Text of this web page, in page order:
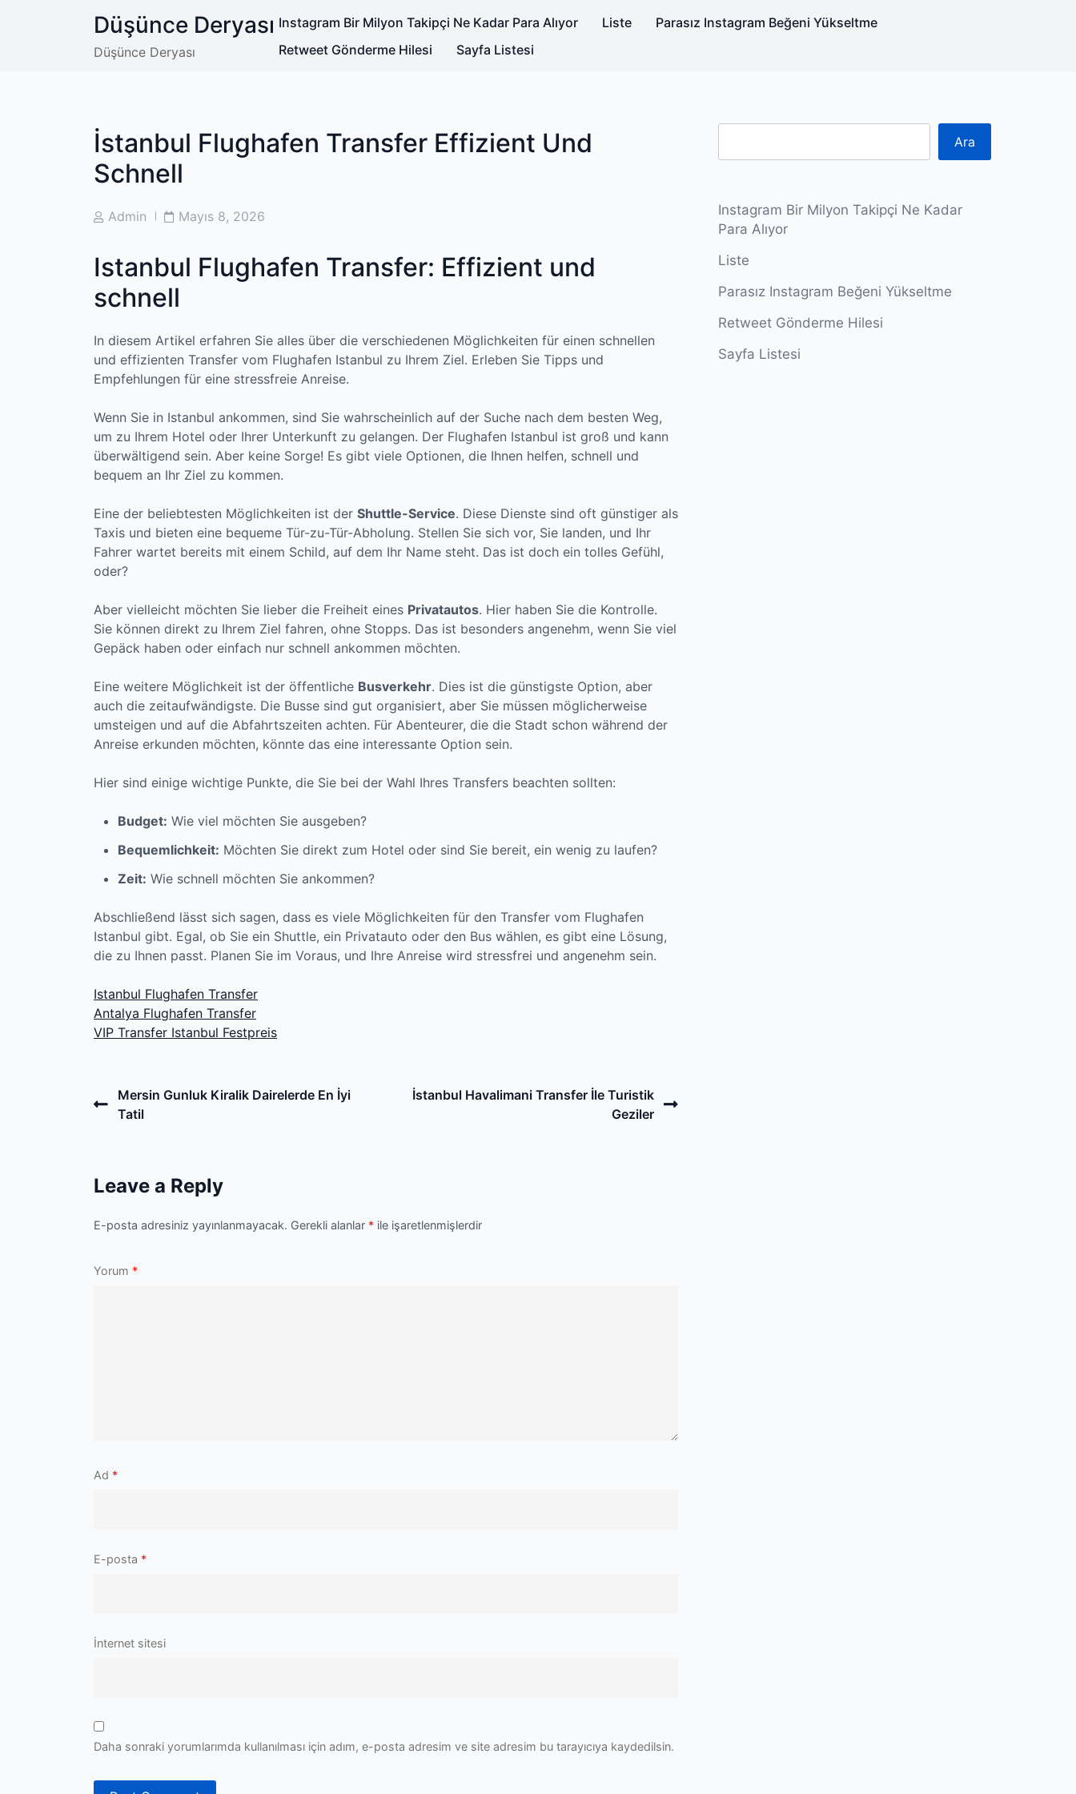
Düşünce Deryası
Düşünce Deryası
Instagram Bir Milyon Takipçi Ne Kadar Para Alıyor Liste
Parasız Instagram Beğeni Yükseltme
Retweet Gönderme Hilesi
Sayfa Listesi
İstanbul Flughafen Transfer Effizient Und
Schnell
PostAdmin
PostMayıs 8, 2026
Istanbul Flughafen Transfer: Effizient und
schnell
In diesem Artikel erfahren Sie alles über die verschiedenen Möglichkeiten für einen schnellen
und effizienten Transfer vom Flughafen Istanbul zu Ihrem Ziel. Erleben Sie Tipps und
Empfehlungen für eine stressfreie Anreise.
Wenn Sie in Istanbul ankommen, sind Sie wahrscheinlich auf der Suche nach dem besten Weg,
um zu Ihrem Hotel oder Ihrer Unterkunft zu gelangen. Der Flughafen Istanbul ist groß und kann
überwältigend sein. Aber keine Sorge! Es gibt viele Optionen, die Ihnen helfen, schnell und
bequem an Ihr Ziel zu kommen.
Eine der beliebtesten Möglichkeiten ist der Shuttle-Service. Diese Dienste sind oft günstiger als
Taxis und bieten eine bequeme Tür-zu-Tür-Abholung. Stellen Sie sich vor, Sie landen, und Ihr
Fahrer wartet bereits mit einem Schild, auf dem Ihr Name steht. Das ist doch ein tolles Gefühl,
oder?
Aber vielleicht möchten Sie lieber die Freiheit eines Privatautos. Hier haben Sie die Kontrolle.
Sie können direkt zu Ihrem Ziel fahren, ohne Stopps. Das ist besonders angenehm, wenn Sie viel
Gepäck haben oder einfach nur schnell ankommen möchten.
Eine weitere Möglichkeit ist der öffentliche Busverkehr. Dies ist die günstigste Option, aber
auch die zeitaufwändigste. Die Busse sind gut organisiert, aber Sie müssen möglicherweise
umsteigen und auf die Abfahrtszeiten achten. Für Abenteurer, die die Stadt schon während der
Anreise erkunden möchten, könnte das eine interessante Option sein.
Hier sind einige wichtige Punkte, die Sie bei der Wahl Ihres Transfers beachten sollten:
Budget: Wie viel möchten Sie ausgeben?
Bequemlichkeit: Möchten Sie direkt zum Hotel oder sind Sie bereit, ein wenig zu laufen?
Zeit: Wie schnell möchten Sie ankommen?
Abschließend lässt sich sagen, dass es viele Möglichkeiten für den Transfer vom Flughafen
Istanbul gibt. Egal, ob Sie ein Shuttle, ein Privatauto oder den Bus wählen, es gibt eine Lösung,
die zu Ihnen passt. Planen Sie im Voraus, und Ihre Anreise wird stressfrei und angenehm sein.
Istanbul Flughafen Transfer
Antalya Flughafen Transfer
VIP Transfer Istanbul Festpreis
Post
navigation
Previous
Post
Mersin Gunluk Kiralik Dairelerde En İyi
Tatil
İstanbul Havalimani Transfer İle Turistik
Geziler
Leave a Reply
E-posta adresiniz yayınlanmayacak. Gerekli alanlar * ile işaretlenmişlerdir
Yorum *
Ad *
E-posta *
İnternet sitesi
Daha sonraki yorumlarımda kullanılması için adım, e-posta adresim ve site adresim bu tarayıcıya kaydedilsin.
Ara
Instagram Bir Milyon Takipçi Ne Kadar
Para Alıyor
Liste
Parasız Instagram Beğeni Yükseltme
Retweet Gönderme Hilesi
Sayfa Listesi